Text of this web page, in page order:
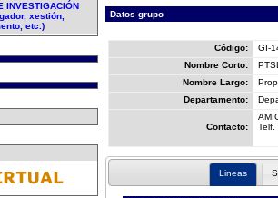
INVESTIGACIÓN
xestión,
etc.)
Datos grupo
Código:
GI-
Nombre Corto:
Nombre Largo:
Departamento:
Contacto:
Telf.
Lineas